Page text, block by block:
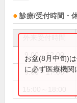
診療/受付時間・
9:00～12:00
9:00～17:00
お盆(8月中旬)
に必ず医療機関